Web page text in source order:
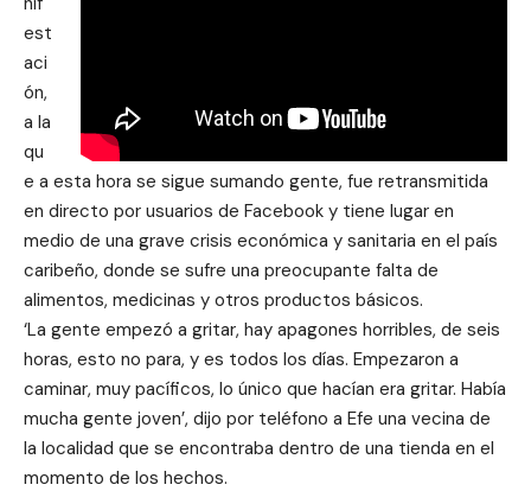
est
aci
ón,
a la
qu
e a esta hora se sigue sumando gente, fue retransmitida
en directo por usuarios de Facebook y tiene lugar en
medio de una grave crisis económica y sanitaria en el país
caribeño, donde se sufre una preocupante falta de
alimentos, medicinas y otros productos básicos.
‘La gente empezó a gritar, hay apagones horribles, de seis
horas, esto no para, y es todos los días. Empezaron a
caminar, muy pacíficos, lo único que hacían era gritar. Había
mucha gente joven’, dijo por teléfono a Efe una vecina de
la localidad que se encontraba dentro de una tienda en el
momento de los hechos.